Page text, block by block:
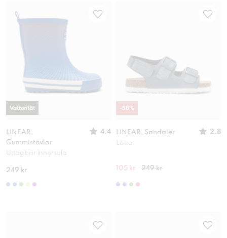
LINEAR,
Gummistövlar
4.4
Uttagbar innersula
249 kr
Vattentät
LINEAR, Sandaler
2.8
Lätta
105 kr 249 kr
-58 %